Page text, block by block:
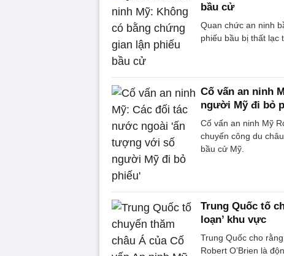
bầu cử
Quan chức an ninh
phiếu bầu bị thất lạc
Cố vấn an ninh
người Mỹ đi bỏ
Cố vấn an ninh Mỹ
chuyến công du
bầu cử Mỹ.
Trung Quốc tố
loạn’ khu vực
Trung Quốc cho
Robert O’Brien là